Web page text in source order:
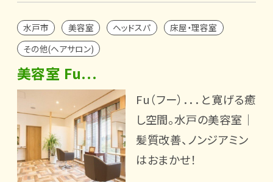
水戸市 美容室 ヘッドスパ
床屋・理容室
その他(ヘアサロン)
美容室 Fu...
Fu（フー）．．．と寛げる癒
し空間。水戸の美容室│
髪質改善、ノンジアミン
はおまかせ！